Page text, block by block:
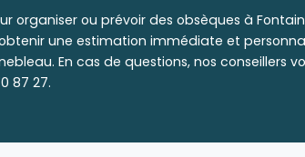
organiser ou prévoir des obsèques à
une estimation immédiate et
En cas de questions, nos
87 27.